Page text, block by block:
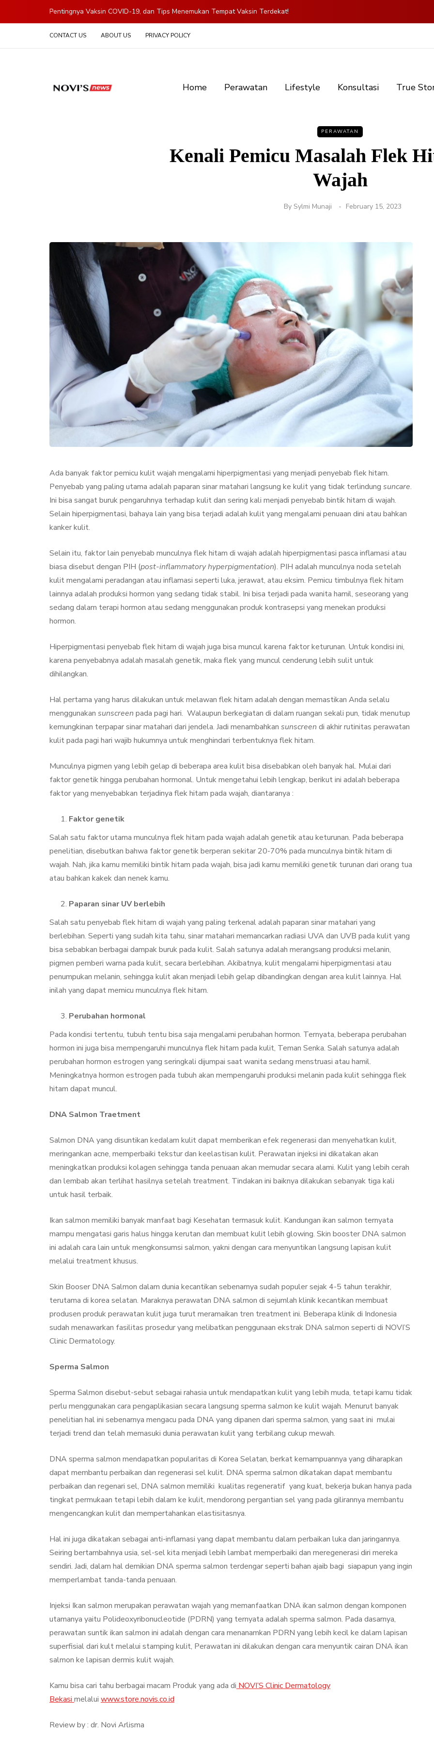
Pentingnya Vaksin COVID-19, dan Tips Menemukan Tempat Vaksin Terdekat!
CONTACT US ABOUT US PRIVACY POLICY
Home Perawatan Lifestyle Konsultasi True
PERAWATAN
Kenali Pemicu Masalah Flek
Wajah
By Sylmi Munaji February 15, 2023
Ada banyak faktor pemicu kulit wajah mengalami hiperpigmentasi yang menjadi penyebab flek hitam.
Penyebab yang paling utama adalah paparan sinar matahari langsung ke kulit yang tidak terlindung suncare.
Ini bisa sangat buruk pengaruhnya terhadap kulit dan sering kali menjadi penyebab bintik hitam di wajah.
Selain hiperpigmentasi, bahaya lain yang bisa terjadi adalah kulit yang mengalami penuaan dini atau bahkan
kanker kulit.
Selain itu, faktor lain penyebab munculnya flek hitam di wajah adalah hiperpigmentasi pasca inflamasi atau
biasa disebut dengan PIH (post-inflammatory hyperpigmentation). PIH adalah munculnya noda setelah
kulit mengalami peradangan atau inflamasi seperti luka, jerawat, atau eksim. Pemicu timbulnya flek hitam
lainnya adalah produksi hormon yang sedang tidak stabil. Ini bisa terjadi pada wanita hamil, seseorang yang
sedang dalam terapi hormon atau sedang menggunakan produk kontrasepsi yang menekan produksi
hormon.
Hiperpigmentasi penyebab flek hitam di wajah juga bisa muncul karena faktor keturunan. Untuk kondisi ini,
karena penyebabnya adalah masalah genetik, maka flek yang muncul cenderung lebih sulit untuk
dihilangkan.
Hal pertama yang harus dilakukan untuk melawan flek hitam adalah dengan memastikan Anda selalu
menggunakan sunscreen pada pagi hari. Walaupun berkegiatan di dalam ruangan sekali pun, tidak menutup
kemungkinan terpapar sinar matahari dari jendela. Jadi menambahkan sunscreen di akhir rutinitas perawatan
kulit pada pagi hari wajib hukumnya untuk menghindari terbentuknya flek hitam.
Munculnya pigmen yang lebih gelap di beberapa area kulit bisa disebabkan oleh banyak hal. Mulai dari
faktor genetik hingga perubahan hormonal. Untuk mengetahui lebih lengkap, berikut ini adalah beberapa
faktor yang menyebabkan terjadinya flek hitam pada wajah, diantaranya :
Faktor genetik
Salah satu faktor utama munculnya flek hitam pada wajah adalah genetik atau keturunan. Pada beberapa
penelitian, disebutkan bahwa faktor genetik berperan sekitar 20-70% pada munculnya bintik hitam di
wajah. Nah, jika kamu memiliki bintik hitam pada wajah, bisa jadi kamu memiliki genetik turunan dari orang tua
atau bahkan kakek dan nenek kamu.
Paparan sinar UV berlebih
Salah satu penyebab flek hitam di wajah yang paling terkenal adalah paparan sinar matahari yang
berlebihan. Seperti yang sudah kita tahu, sinar matahari memancarkan radiasi UVA dan UVB pada kulit yang
bisa sebabkan berbagai dampak buruk pada kulit. Salah satunya adalah merangsang produksi melanin,
pigmen pemberi warna pada kulit, secara berlebihan. Akibatnya, kulit mengalami hiperpigmentasi atau
penumpukan melanin, sehingga kulit akan menjadi lebih gelap dibandingkan dengan area kulit lainnya. Hal
inilah yang dapat memicu munculnya flek hitam.
Perubahan hormonal
Pada kondisi tertentu, tubuh tentu bisa saja mengalami perubahan hormon. Ternyata, beberapa perubahan
hormon ini juga bisa mempengaruhi munculnya flek hitam pada kulit, Teman Senka. Salah satunya adalah
perubahan hormon estrogen yang seringkali dijumpai saat wanita sedang menstruasi atau hamil.
Meningkatnya hormon estrogen pada tubuh akan mempengaruhi produksi melanin pada kulit sehingga flek
hitam dapat muncul.
DNA Salmon Traetment
Salmon DNA yang disuntikan kedalam kulit dapat memberikan efek regenerasi dan menyehatkan kulit,
meringankan acne, memperbaiki tekstur dan keelastisan kulit. Perawatan injeksi ini dikatakan akan
meningkatkan produksi kolagen sehingga tanda penuaan akan memudar secara alami. Kulit yang lebih cerah
dan lembab akan terlihat hasilnya setelah treatment. Tindakan ini baiknya dilakukan sebanyak tiga kali
untuk hasil terbaik.
Ikan salmon memiliki banyak manfaat bagi Kesehatan termasuk kulit. Kandungan ikan salmon ternyata
mampu mengatasi garis halus hingga kerutan dan membuat kulit lebih glowing. Skin booster DNA salmon
ini adalah cara lain untuk mengkonsumsi salmon, yakni dengan cara menyuntikan langsung lapisan kulit
melalui treatment khusus.
Skin Booser DNA Salmon dalam dunia kecantikan sebenarnya sudah populer sejak 4-5 tahun terakhir,
terutama di korea selatan. Maraknya perawatan DNA salmon di sejumlah klinik kecantikan membuat
produsen produk perawatan kulit juga turut meramaikan tren treatment ini. Beberapa klinik di Indonesia
sudah menawarkan fasilitas prosedur yang melibatkan penggunaan ekstrak DNA salmon seperti di NOVI’S
Clinic Dermatology.
Sperma Salmon
Sperma Salmon disebut-sebut sebagai rahasia untuk mendapatkan kulit yang lebih muda, tetapi kamu tidak
perlu menggunakan cara pengaplikasian secara langsung sperma salmon ke kulit wajah. Menurut banyak
penelitian hal ini sebenarnya mengacu pada DNA yang dipanen dari sperma salmon, yang saat ini mulai
terjadi trend dan telah memasuki dunia perawatan kulit yang terbilang cukup mewah.
DNA sperma salmon mendapatkan popularitas di Korea Selatan, berkat kemampuannya yang diharapkan
dapat membantu perbaikan dan regenerasi sel kulit. DNA sperma salmon dikatakan dapat membantu
perbaikan dan regenari sel, DNA salmon memiliki kualitas regeneratif yang kuat, bekerja bukan hanya pada
tingkat permukaan tetapi lebih dalam ke kulit, mendorong pergantian sel yang pada gilirannya membantu
mengencangkan kulit dan mempertahankan elastisitasnya.
Hal ini juga dikatakan sebagai anti-inflamasi yang dapat membantu dalam perbaikan luka dan jaringannya.
Seiring bertambahnya usia, sel-sel kita menjadi lebih lambat memperbaiki dan meregenerasi diri mereka
sendiri. Jadi, dalam hal demikian DNA sperma salmon terdengar seperti bahan ajaib bagi siapapun yang ingin
memperlambat tanda-tanda penuaan.
Injeksi Ikan salmon merupakan perawatan wajah yang memanfaatkan DNA ikan salmon dengan komponen
utamanya yaitu Polideoxyribonucleotide (PDRN) yang ternyata adalah sperma salmon. Pada dasarnya,
perawatan suntik ikan salmon ini adalah dengan cara menanamkan PDRN yang lebih kecil ke dalam lapisan
superfisial dari kult melalui stamping kulit, Perawatan ini dilakukan dengan cara menyuntik cairan DNA ikan
salmon ke lapisan dermis kulit wajah.
Kamu bisa cari tahu berbagai macam Produk yang ada di NOVI’S Clinic Dermatology
Bekasi melalui www.store.novis.co.id
Review by : dr. Novi Arlisma
Treatment, Satu
Perawatan Segudang
BySylmi Munaji November 26, 2021
Kulit Setelah Facial
Treatment? Ini
BySylmi Munaji November 20, 2021